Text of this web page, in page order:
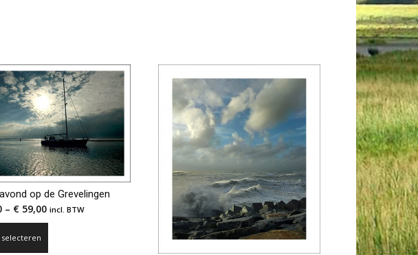
op de Grevelingen
– € 59,00 incl. BTW
selecteren